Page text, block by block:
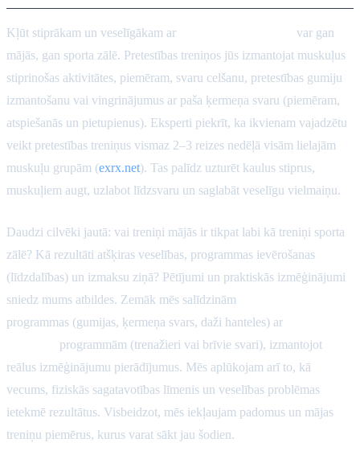
Kļūt stiprākam un veselīgākam ar
var gan
mājās, gan sporta zālē. Pretestības treniņos jūs izmantojat muskuļus
stiprinošas aktivitātes, piemēram, svaru celšanu, pretestības gumiju
izmantošanu vai vingrinājumus ar paša ķermeņa svaru (piemēram,
atspiešanās un pietupienus). Eksperti piekrīt, ka ikvienam vajadzētu
veikt pretestības treniņus vismaz 2–3 reizes nedēļā visām lielajām
muskuļu grupām (exrx.net). Tas palīdz uzturēt kaulus stiprus,
muskuļiem augt, uzlabot līdzsvaru un saglabāt veselīgu vielmaiņu.
Daudzi cilvēki jautā: vai treniņi mājās ir tikpat labi kā treniņi sporta
zālē? Kā rezultāti atšķiras veselības, programmas ievērošanas
(līdzdalības) un izmaksu ziņā? Pētījumi un praktiskās izmēģinājumi
sniedz mums atbildes. Zemāk mēs salīdzinām
programmas (gumijas, ķermeņa svars, daži hanteles) ar
programmām (trenažieri vai brīvie svari), izmantojot
reālus izmēģinājumu pierādījumus. Mēs aplūkojam arī to, kā
vecums, fiziskās sagatavotības līmenis un veselības problēmas
ietekmē rezultātus. Visbeidzot, mēs iekļaujam padomus un mājas
treniņu piemērus, kurus varat sākt jau šodien.